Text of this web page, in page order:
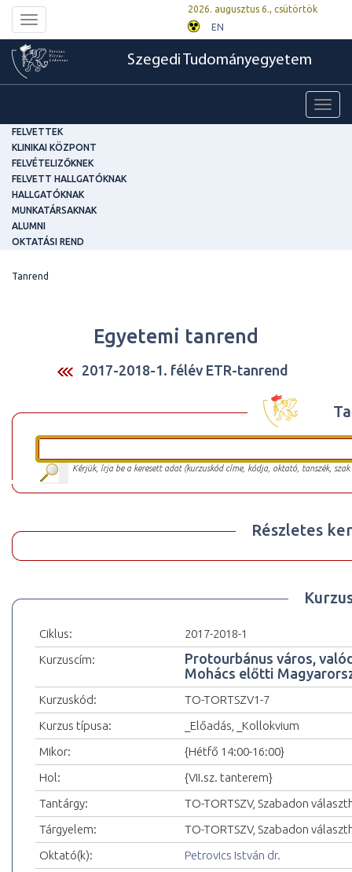
Toggle
navigation
2026. augusztus 6., csütörtök
EN
Szegedi Tudományegyetem
FELVETTEK
KLINIKAI KÖZPONT
FELVÉTELIZŐKNEK
FELVETT HALLGATÓKNAK
HALLGATÓKNAK
MUNKATÁRSAKNAK
ALUMNI
OKTATÁSI REND
Tanrend
Egyetemi tanrend
2017-2018-1. félév ETR-tanrend
Kérjük, írja be a keresett adat (kurzuskód címe, kódja, oktató, tanszék,
Részletes
Ciklus:
2017-2018-1
Kurzuscím:
Protourbánus város,
Mohács előtti
Kurzuskód:
TO-TORTSZV1-7
Kurzus típusa:
_Előadás, _Kollokvium
Mikor:
{Hétfő 14:00-16:00}
Hol:
{VII.sz. tanterem}
Tantárgy:
TO-TORTSZV, Szabadon
Tárgyelem:
TO-TORTSZV, Szabadon
Oktató(k):
Petrovics István dr.